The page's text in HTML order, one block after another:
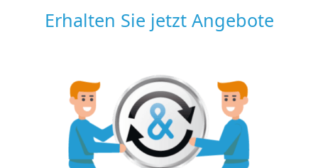
Erhalten Sie jetzt Angebote